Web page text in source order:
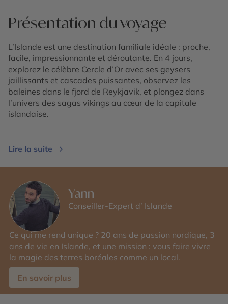
Présentation du voyage
L’Islande est une destination familiale idéale : proche,
facile, impressionnante et déroutante. En 4 jours,
explorez le célèbre Cercle d’Or avec ses geysers
jaillissants et cascades puissantes, observez les
baleines dans le fjord de Reykjavik, et plongez dans
l’univers des sagas vikings au cœur de la capitale
islandaise.
Lire la suite
Yann
Conseiller-Expert d’ Islande
Ce qui me rend unique ? 20 ans de passion nordique, 3
ans de vie en Islande, et une mission : vous faire vivre
la magie des terres boréales comme un local.
En savoir plus